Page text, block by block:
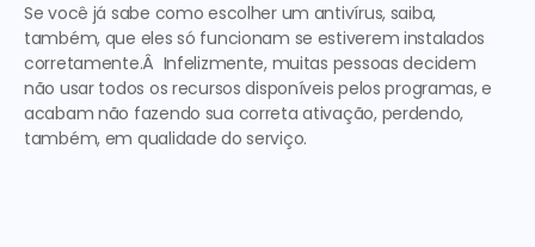
Se você já sabe como escolher um antivírus, saiba,
também, que eles só funcionam se estiverem instalados
corretamente.Â  Infelizmente, muitas pessoas decidem
não usar todos os recursos disponíveis pelos programas, e
acabam não fazendo sua correta ativação, perdendo,
também, em qualidade do serviço.